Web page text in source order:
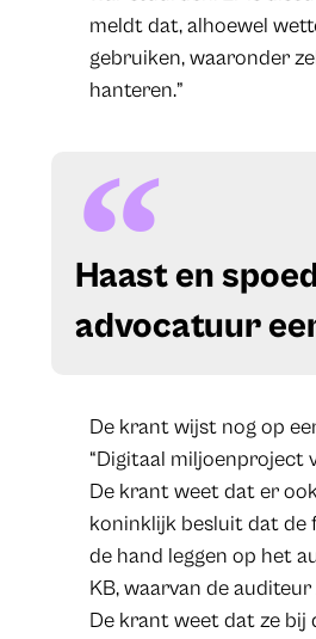
meldt dat, alhoewel
gebruiken, waaronder
hanteren.”
​Haast en
advocatuur
De krant wijst nog op
“Digitaal miljoenproject
De krant weet dat er
koninklijk besluit dat de
de hand leggen op het
KB, waarvan de
De krant weet dat ze bij